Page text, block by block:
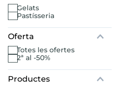
gelats
pastísseria
Oferta
totes les ofertes
2ª al -50%
sirena